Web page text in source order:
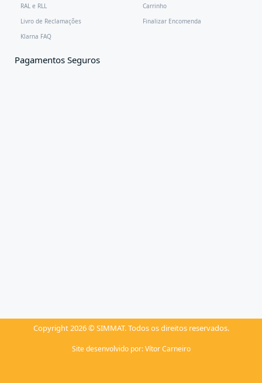
RAL e RLL
Livro de Reclamações
Klarna FAQ
Carrinho
Finalizar Encomenda
Pagamentos Seguros
Copyright 2026 © SIMMAT. Todos os direitos reservados.
Site desenvolvido por: Vítor Carneiro